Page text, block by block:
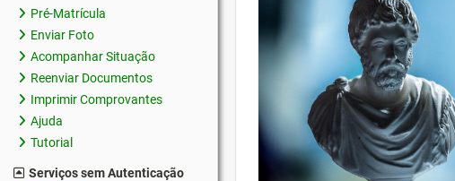
Pré-Matrícula
Enviar Foto
Acompanhar Situação
Reenviar Documentos
Imprimir Comprovantes
Ajuda
Tutorial
Serviços sem Autenticação